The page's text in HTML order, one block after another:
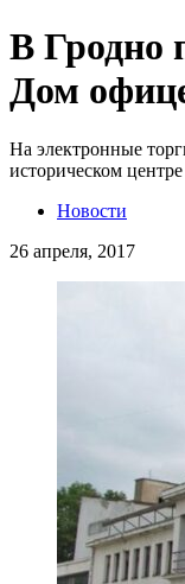
В Гродно
Дом
На электронные
историческом
Новости
26 апреля, 2017